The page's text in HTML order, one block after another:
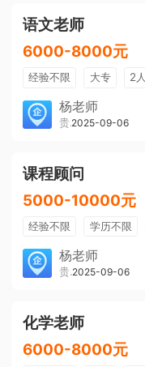
语文老师
6000-8000元
经验不限 大专 2人
带薪年假
年终奖
免费培训
包住宿
杨老师
贵州大美前程文化发展有限公司
2025-09-06
课程顾问
5000-10000元
经验不限 学历不限
带薪年假
年终奖
免费培训
包住宿
杨老师
贵州大美前程文化发展有限公司
2025-09-06
化学老师
6000-8000元